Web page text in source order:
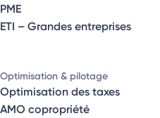
PME
ETI – Grandes entreprises
Optimisation & pilotage
Optimisation des taxes
AMO copropriété